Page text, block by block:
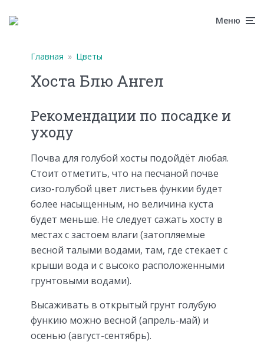
Меню
Главная » Цветы
Хоста Блю Ангел
Рекомендации по посадке и
уходу
Почва для голубой хосты подойдёт любая.
Стоит отметить, что на песчаной почве
сизо-голубой цвет листьев функии будет
более насыщенным, но величина куста
будет меньше. Не следует сажать хосту в
местах с застоем влаги (затопляемые
весной талыми водами, там, где стекает с
крыши вода и с высоко расположенными
грунтовыми водами).
Высаживать в открытый грунт голубую
функию можно весной (апрель-май) и
осенью (август-сентябрь).